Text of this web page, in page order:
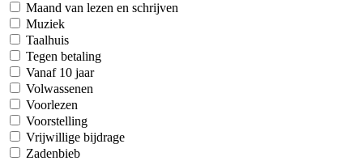
Maand van lezen en schrijven
Muziek
Taalhuis
Tegen betaling
Vanaf 10 jaar
Volwassenen
Voorlezen
Voorstelling
Vrijwillige bijdrage
Zadenbieb